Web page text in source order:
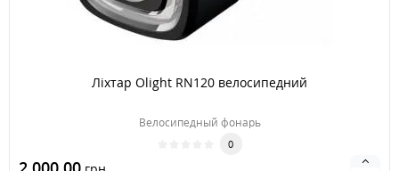
Ліхтар Olight RN120 велосипедний
Велосипедный фонарь
0